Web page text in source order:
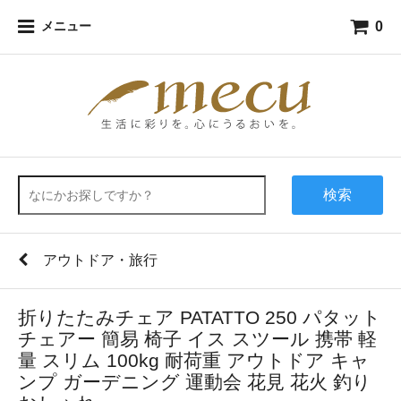
メニュー 0
検索
アウトドア・旅行
折りたたみチェア PATATTO 250 パタット
チェアー 簡易 椅子 イス スツール 携帯 軽
量 スリム 100kg 耐荷重 アウトドア キャ
ンプ ガーデニング 運動会 花見 花火 釣り